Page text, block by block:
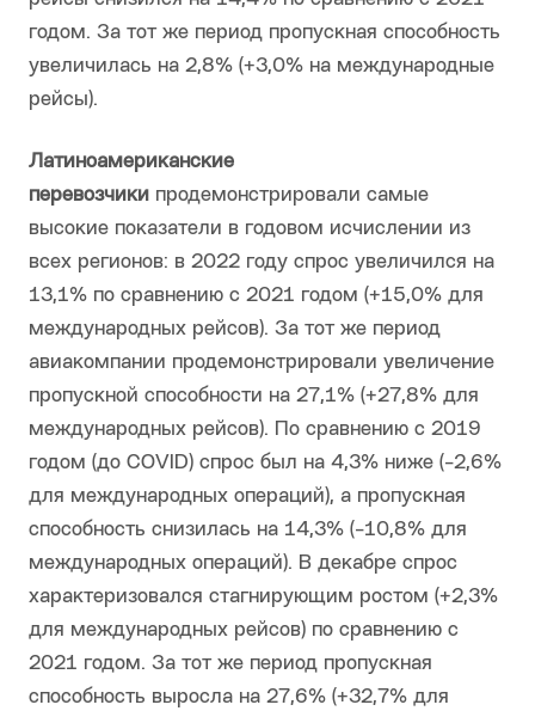
годом. За тот же период пропускная способность
увеличилась на 2,8% (+3,0% на международные
рейсы).
Латиноамериканские
перевозчики продемонстрировали самые
высокие показатели в годовом исчислении из
всех регионов: в 2022 году спрос увеличился на
13,1% по сравнению с 2021 годом (+15,0% для
международных рейсов). За тот же период
авиакомпании продемонстрировали увеличение
пропускной способности на 27,1% (+27,8% для
международных рейсов). По сравнению с 2019
годом (до COVID) спрос был на 4,3% ниже (-2,6%
для международных операций), а пропускная
способность снизилась на 14,3% (-10,8% для
международных операций). В декабре спрос
характеризовался стагнирующим ростом (+2,3%
для международных рейсов) по сравнению с
2021 годом. За тот же период пропускная
способность выросла на 27,6% (+32,7% для